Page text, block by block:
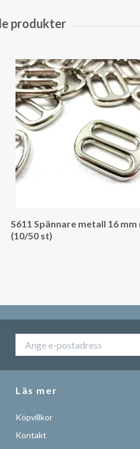
S611 Spännare metall 16 mm
(10/50 st)
Läs mer
Köpvillkor
Kontakt